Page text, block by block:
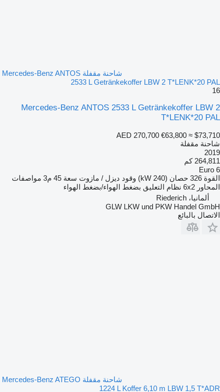
شاحنة مقفلة Mercedes-Benz ANTOS
2533 L Getränkekoffer LBW 2 T*LENK*20 PAL
16
Mercedes-Benz ANTOS 2533 L Getränkekoffer LBW 2
T*LENK*20 PAL
AED 270,700 €63,800 ≈ $73,710
شاحنة مقفلة
2019
264,811 كم
Euro 6
القوة 326 حصان (240 kW) وقود ديزل / مازوت سعة 45 م3
مواصفات
المحاور 6x2 نظام التعليق بضغط الهواء/بضغط الهواء
ألمانيا، Riederich
GLW LKW und PKW Handel GmbH
الاتصال بالبائع
شاحنة مقفلة Mercedes-Benz ATEGO
1224 L Koffer 6,10 m LBW 1,5 T*ADR